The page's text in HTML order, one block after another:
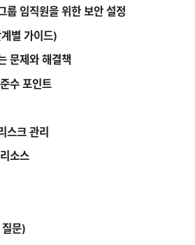
룹 임직원을 위한 보안 설정
별 가이드)
문제와 해결책
수 포인트
스크 관리
소스
문)